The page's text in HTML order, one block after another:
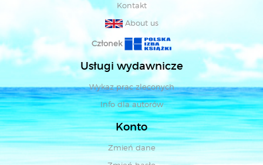
Kontakt
About us
Członek
Usługi wydawnicze
Wykaz prac zleconych
Info dla autorów
Konto
Zmień dane